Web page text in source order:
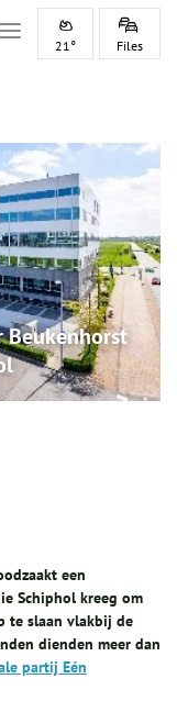
Toggle navigation
21° Files
Beukenhorst
een
Schiphol kreeg om
te slaan vlakbij de
dienden meer dan
partij Eén